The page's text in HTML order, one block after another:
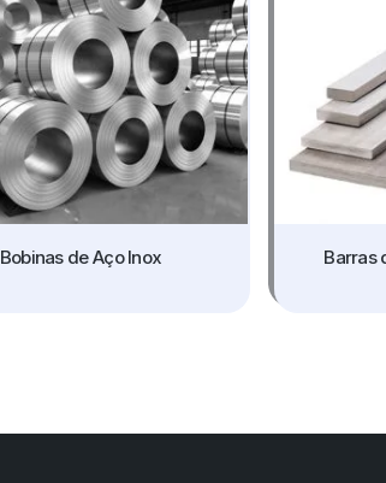
Bobinas de Aço Inox
Barras